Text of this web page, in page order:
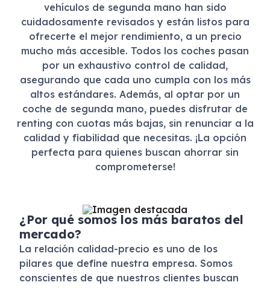
vehículos de segunda mano han sido
cuidadosamente revisados y están listos para
ofrecerte el mejor rendimiento, a un precio
mucho más accesible. Todos los coches pasan
por un exhaustivo control de calidad,
asegurando que cada uno cumpla con los más
altos estándares. Además, al optar por un
coche de segunda mano, puedes disfrutar de
renting con cuotas más bajas, sin renunciar a la
calidad y fiabilidad que necesitas. ¡La opción
perfecta para quienes buscan ahorrar sin
comprometerse!
¿Por qué somos los más baratos del
mercado?
La relación calidad-precio es uno de los
pilares que define nuestra empresa. Somos
conscientes de que nuestros clientes buscan